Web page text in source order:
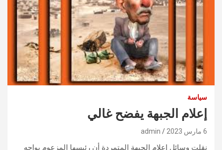
سياسة
إعلام الجبهة يفضح غالي
6 مارس 2023 admin
نقلت وسائل إعلام الجبهة المتمردة أن رئيسها المزعوم يواجه